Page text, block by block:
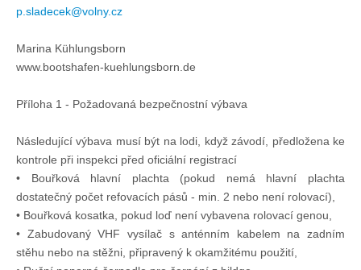
p.sladecek@volny.cz
Marina Kühlungsborn
www.bootshafen-kuehlungsborn.de
Příloha 1 - Požadovaná bezpečnostní výbava
Následující výbava musí být na lodi, když závodí, předložena ke
kontrole při inspekci před oficiální registrací
• Bouřková hlavní plachta (pokud nemá hlavní plachta
dostatečný počet refovacích pásů - min. 2 nebo není rolovací),
• Bouřková kosatka, pokud loď není vybavena rolovací genou,
• Zabudovaný VHF vysílač s anténním kabelem na zadním
stěhu nebo na stěžni, připravený k okamžitému použití,